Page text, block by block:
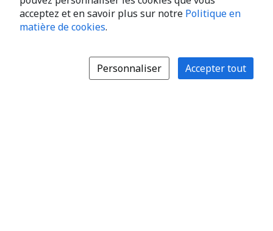
acceptez et en savoir plus sur notre Politique en
matière de cookies.
Personnaliser Accepter tout